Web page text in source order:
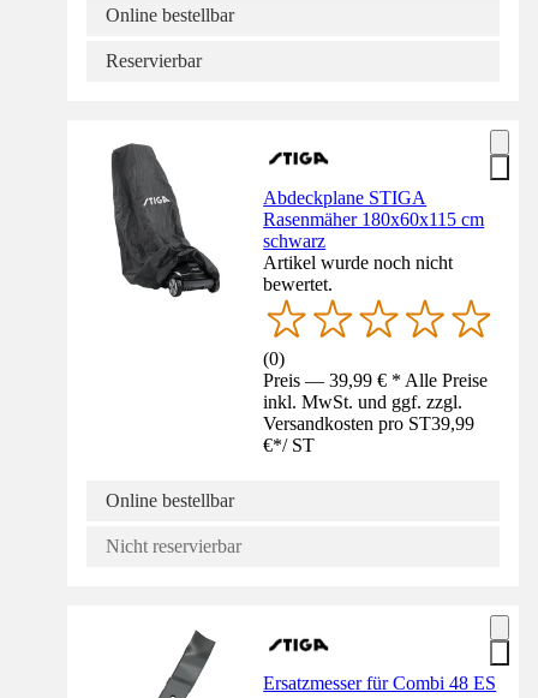
Online bestellbar
Reservierbar
Abdeckplane STIGA
Rasenmäher 180x60x115 cm
schwarz
Artikel wurde noch nicht
bewertet.
(0)
Preis — 39,99 € * Alle Preise
inkl. MwSt. und ggf. zzgl.
Versandkosten pro ST39,99
€*/ ST
Online bestellbar
Nicht reservierbar
Ersatzmesser für Combi 48 ES